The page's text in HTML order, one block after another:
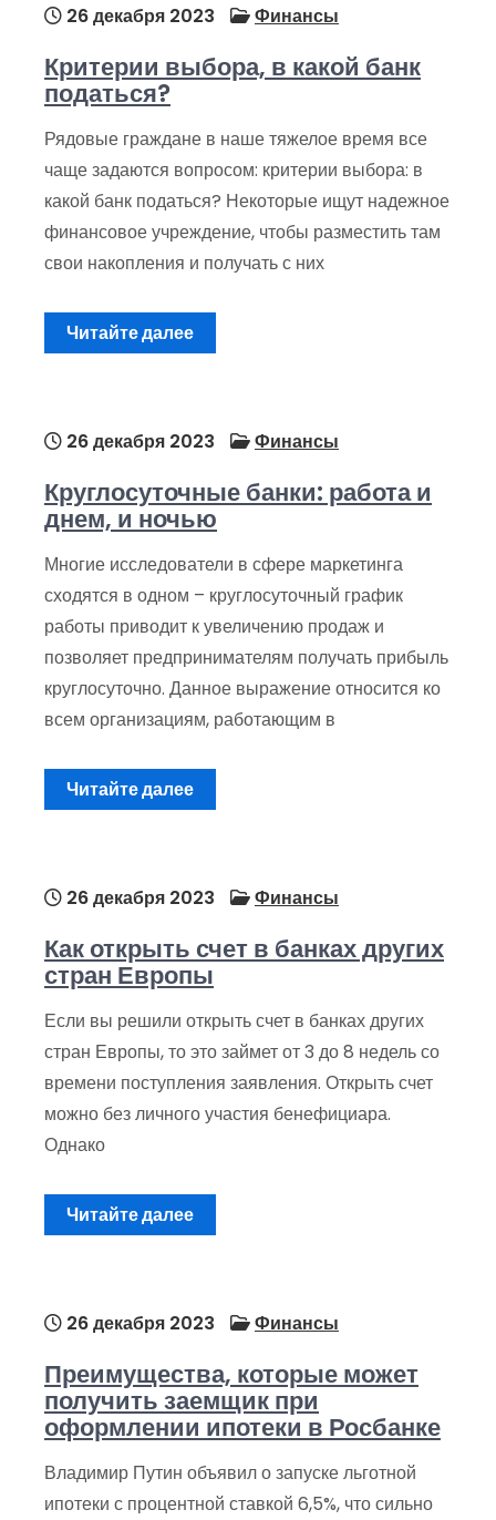
26 декабря 2023 Финансы
Критерии выбора, в какой банк
податься?
Рядовые граждане в наше тяжелое время все
чаще задаются вопросом: критерии выбора: в
какой банк податься? Некоторые ищут надежное
финансовое учреждение, чтобы разместить там
свои накопления и получать с них
Читайте далее
26 декабря 2023 Финансы
Круглосуточные банки: работа и
днем, и ночью
Многие исследователи в сфере маркетинга
сходятся в одном – круглосуточный график
работы приводит к увеличению продаж и
позволяет предпринимателям получать прибыль
круглосуточно. Данное выражение относится ко
всем организациям, работающим в
Читайте далее
26 декабря 2023 Финансы
Как открыть счет в банках других
стран Европы
Если вы решили открыть счет в банках других
стран Европы, то это займет от 3 до 8 недель со
времени поступления заявления. Открыть счет
можно без личного участия бенефициара.
Однако
Читайте далее
26 декабря 2023 Финансы
Преимущества, которые может
получить заемщик при
оформлении ипотеки в Росбанке
Владимир Путин объявил о запуске льготной
ипотеки с процентной ставкой 6,5%, что сильно